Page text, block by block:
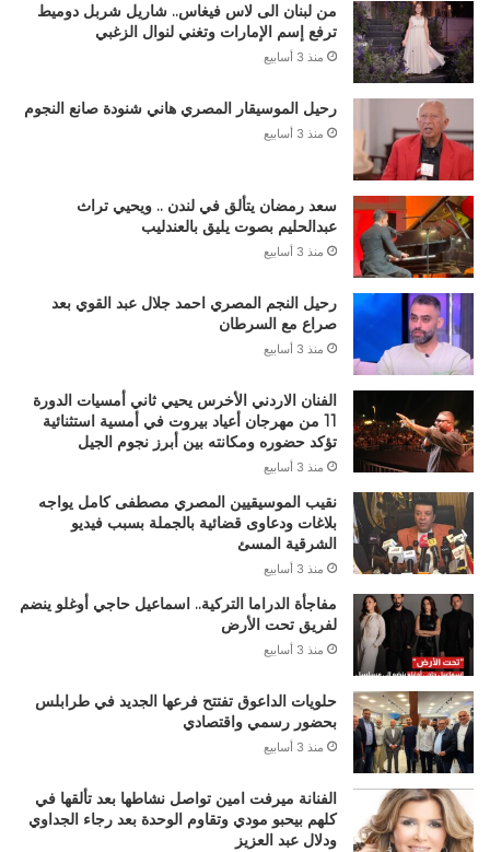
من لبنان الى لاس فيغاس.. شاريل شربل دوميط
ترفع إسم الإمارات وتغني لنوال الزغبي
منذ 3 أسابيع
رحيل الموسيقار المصري هاني شنودة صانع النجوم
منذ 3 أسابيع
سعد رمضان يتألق في لندن .. ويحيي تراث
عبدالحليم بصوت يليق بالعندليب
منذ 3 أسابيع
رحيل النجم المصري احمد جلال عبد القوي بعد
صراع مع السرطان
منذ 3 أسابيع
الفنان الاردني الأخرس يحيي ثاني أمسيات الدورة
11 من مهرجان أعياد بيروت في أمسية استثنائية
تؤكد حضوره ومكانته بين أبرز نجوم الجيل
منذ 3 أسابيع
نقيب الموسيقيين المصري مصطفى كامل يواجه
بلاغات ودعاوى قضائية بالجملة بسبب فيديو
الشرقية المسئ
منذ 3 أسابيع
مفاجأة الدراما التركية.. اسماعيل حاجي أوغلو ينضم
لفريق تحت الأرض
منذ 3 أسابيع
حلويات الداعوق تفتتح فرعها الجديد في طرابلس
بحضور رسمي واقتصادي
منذ 3 أسابيع
الفنانة ميرفت امين تواصل نشاطها بعد تألقها في
كلهم بيحبو مودي وتقاوم الوحدة بعد رجاء الجداوي
ودلال عبد العزيز